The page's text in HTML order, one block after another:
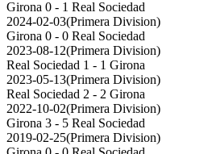
Girona 0 - 1 Real Sociedad
2024-02-03(Primera Division)
Girona 0 - 0 Real Sociedad
2023-08-12(Primera Division)
Real Sociedad 1 - 1 Girona
2023-05-13(Primera Division)
Real Sociedad 2 - 2 Girona
2022-10-02(Primera Division)
Girona 3 - 5 Real Sociedad
2019-02-25(Primera Division)